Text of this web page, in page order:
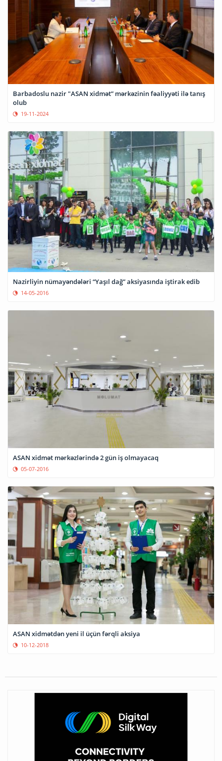
Barbadoslu nazir "ASAN xidmət” mərkəzinin fəaliyyəti ilə tanış
olub
19-11-2024
Nazirliyin nümayəndələri “Yaşıl dağ” aksiyasında iştirak edib
14-05-2016
ASAN xidmət mərkəzlərində 2 gün iş olmayacaq
05-07-2016
ASAN xidmətdən yeni il üçün fərqli aksiya
10-12-2018